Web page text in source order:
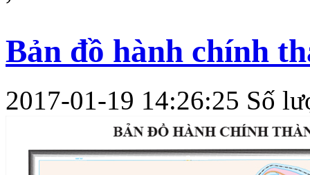
Bản đồ hành chính
2017-01-19 14:26:25 Số